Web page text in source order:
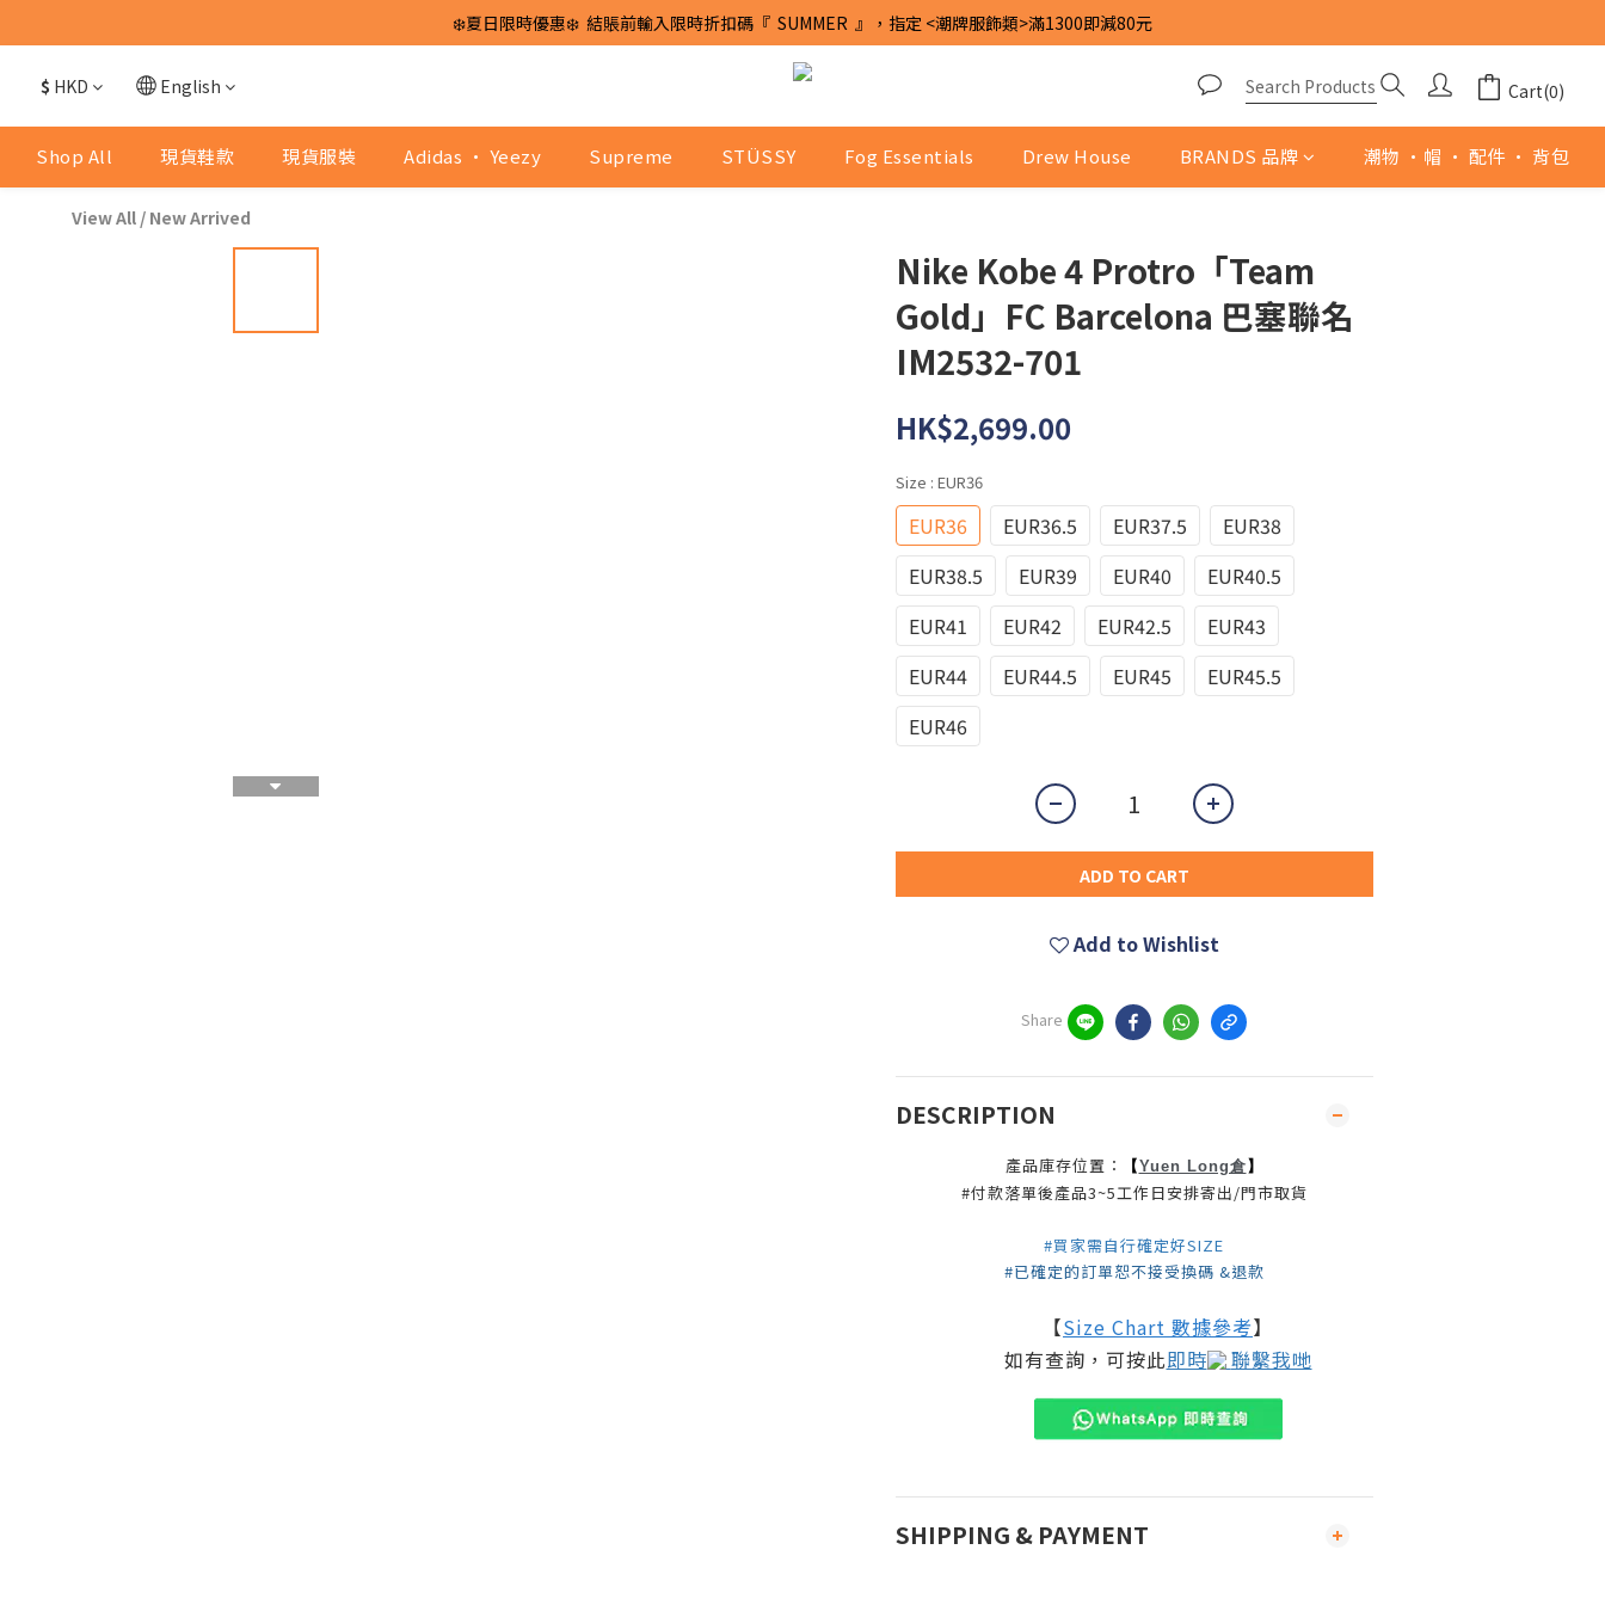
❄️夏日限時優惠❄️  結賬前輸入限時折扣碼『  SUMMER  』，指定 <潮牌服飾類>滿1300即減80元
$ HKD English Cart(0)
Shop All 現貨鞋款 現貨服裝 Adidas · Yeezy Supreme STÜSSY Fog Essentials Drew House BRANDS 品牌 潮物 ·帽 · 配件 · 背包
View All / New Arrived
Nike Kobe 4 Protro「Team
Gold」FC Barcelona 巴塞聯名
IM2532-701
HK$2,699.00
Size : EUR36
EUR36 EUR36.5 EUR37.5
EUR38
EUR38.5
EUR39 EUR40
EUR40.5
EUR41
EUR42 EUR42.5
EUR43
EUR44
EUR44.5 EUR45
EUR45.5
EUR46
ADD TO CART
Add to Wishlist
Share
DESCRIPTION
產品庫存位置： 【Yuen Long倉】
#付款落單後產品3~5工作日安排寄出/門市取貨
#買家需自行確定好SIZE
#已確定的訂單恕不接受換碼 &退款
【Size Chart 數據參考】
如有查詢，可按此即時 聯繫我哋
SHIPPING & PAYMENT